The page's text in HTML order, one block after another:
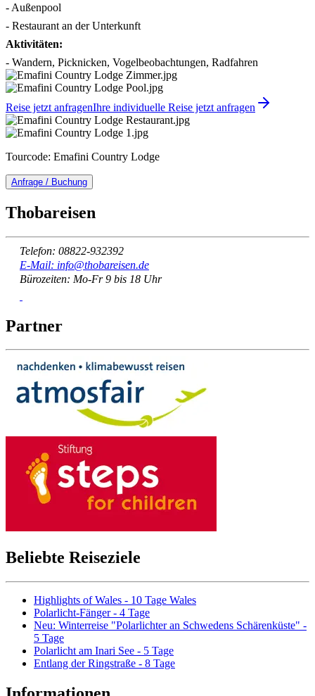
- Außenpool
- Restaurant an der Unterkunft
Aktivitäten:
- Wandern, Picknicken, Vogelbeobachtungen, Radfahren
Reise jetzt anfragenIhre individuelle Reise jetzt anfragen
Tourcode: Emafini Country Lodge
Anfrage / Buchung
Thobareisen
Telefon: 08822-932392
E-Mail: info@thobareisen.de
Bürozeiten: Mo-Fr 9 bis 18 Uhr
Partner
Beliebte Reiseziele
Highlights of Wales - 10 Tage Wales
Polarlicht-Fänger - 4 Tage
Neu: Winterreise "Polarlichter an Schwedens Schärenküste" -
5 Tage
Polarlicht am Inari See - 5 Tage
Entlang der Ringstraße - 8 Tage